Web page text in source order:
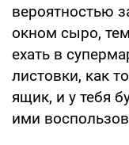
вероятностью
окном сыро,
ехать в
листовки, как
ящик, и у тебя
ими